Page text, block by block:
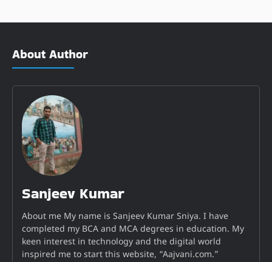
About Author
Sanjeev Kumar
About me My name is Sanjeev Kumar Sniya. I have
completed my BCA and MCA degrees in education. My
keen interest in technology and the digital world
inspired me to start this website, “Aajvani.com.”